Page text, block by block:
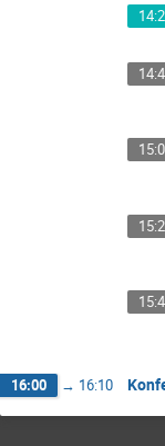
16:00 → 16:10